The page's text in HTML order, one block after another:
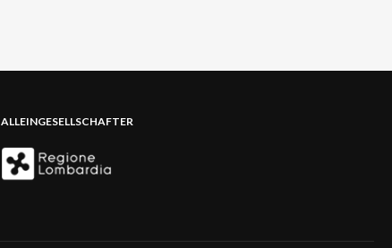
ALLEINGESELLSCHAFTER